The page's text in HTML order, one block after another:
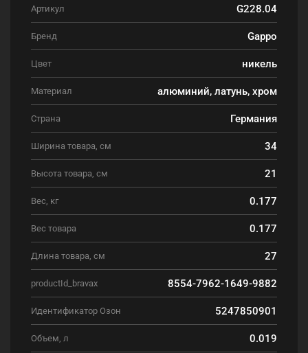
Артикул G228.04
Бренд Gappo
Цвет никель
Материал алюминий, латунь, хром
Страна Германия
Ширина товара, см 34
Высота товара, см 21
Вес, кг 0.177
Вес товара 0.177
Длина товара, см 27
productId_bravax 8554-7962-1649-9882
Идентификатор Озон 5247850901
Объем, л 0.019